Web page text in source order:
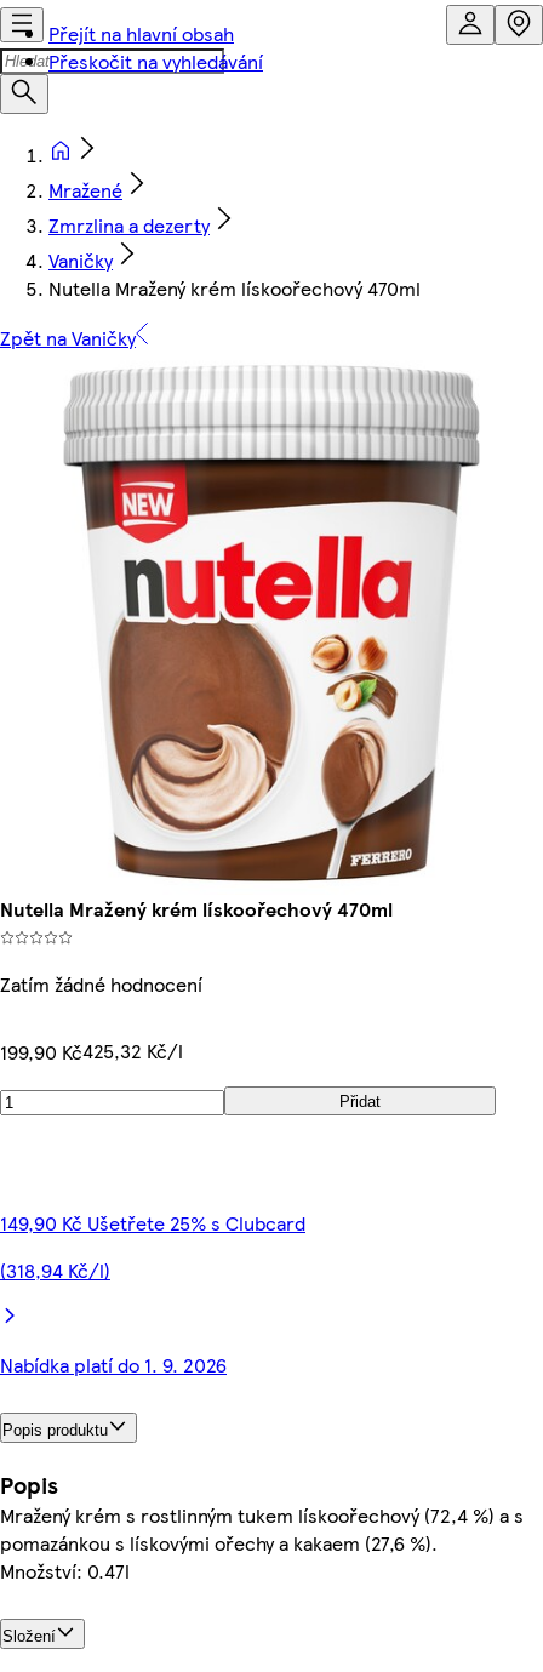
Přejít na hlavní obsah
Přeskočit na vyhledávání
Mražené
Zmrzlina a dezerty
Vaničky
Nutella Mražený krém lískoořechový 470ml
Zpět na Vaničky
Nutella Mražený krém lískoořechový 470ml
Zatím žádné hodnocení
199,90 Kč425,32 Kč/l
Přidat
149,90 Kč Ušetřete 25% s Clubcard
(318,94 Kč/l)
Nabídka platí do 1. 9. 2026
Popis produktu
Popis
Mražený krém s rostlinným tukem lískoořechový (72,4 %) a s
pomazánkou s lískovými ořechy a kakaem (27,6 %).
Množství: 0.47l
Složení